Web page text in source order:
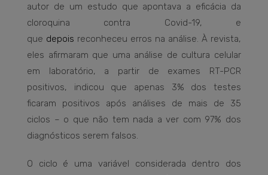
autor de um estudo que apontava a eficácia da
cloroquina contra Covid-19, e
que depois reconheceu erros na análise. À revista,
eles afirmaram que uma análise de cultura celular
em laboratório, a partir de exames RT-PCR
positivos, indicou que apenas 3% dos testes
ficaram positivos após análises de mais de 35
ciclos – o que não tem nada a ver com 97% dos
diagnósticos serem falsos.
O ciclo é uma variável considerada dentro dos